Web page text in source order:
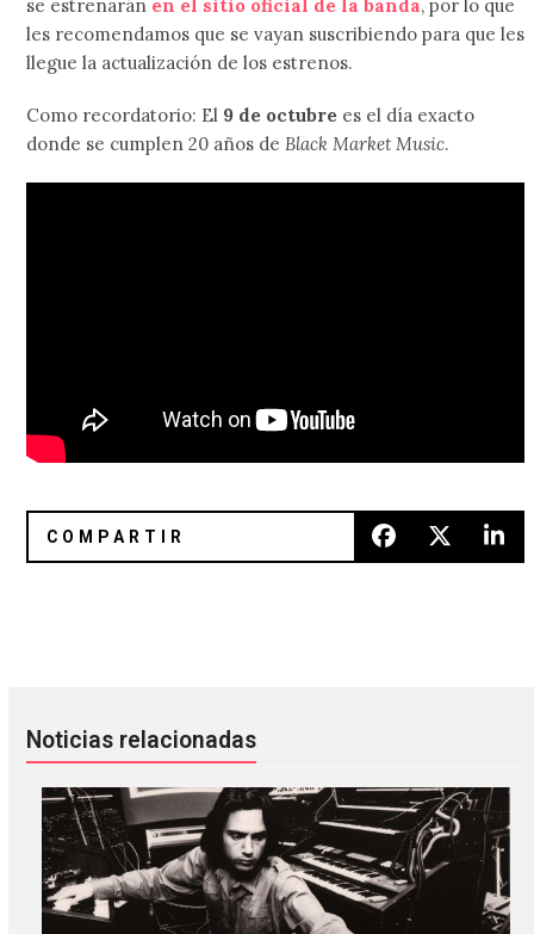
se estrenarán en el sitio oficial de la banda, por lo que
les recomendamos que se vayan suscribiendo para que les
llegue la actualización de los estrenos.
Como recordatorio: El 9 de octubre es el día exacto
donde se cumplen 20 años deBlack Market Music.
Noticias relacionadas